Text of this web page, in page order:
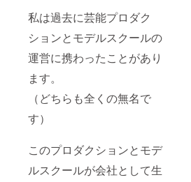
私は過去に芸能プロダク
ションとモデルスクールの
運営に携わったことがあり
ます。
（どちらも全くの無名で
す）
このプロダクションとモデ
ルスクールが会社として生